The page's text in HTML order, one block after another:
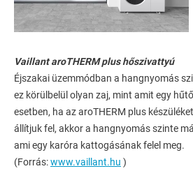
Vaillant aroTHERM plus hőszivattyú
Éjszakai üzemmódban a hangnyomás
ez körülbelül olyan zaj, mint amit egy
esetben, ha az aroTHERM plus
állítjuk fel, akkor a hangnyomás szinte
ami egy karóra kattogásának felel meg.
(Forrás:www.vaillant.hu )